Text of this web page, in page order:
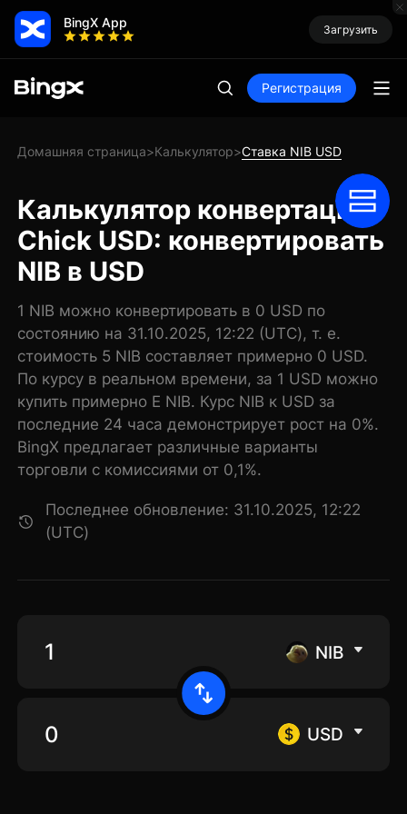
BingX App Загрузить
Регистрация
Домашняя страница>Калькулятор>Ставка NIB USD
Калькулятор конвертации
Chick USD: конвертировать
NIB в USD
1 NIB можно конвертировать в 0 USD по
состоянию на 31.10.2025, 12:22 (UTC), т. е.
стоимость 5 NIB составляет примерно 0 USD.
По курсу в реальном времени, за 1 USD можно
купить примерно E NIB. Курс NIB к USD за
последние 24 часа демонстрирует рост на 0%.
BingX предлагает различные варианты
торговли с комиссиями от 0,1%.
Последнее обновление: 31.10.2025, 12:22
(UTC)
NIB
USD